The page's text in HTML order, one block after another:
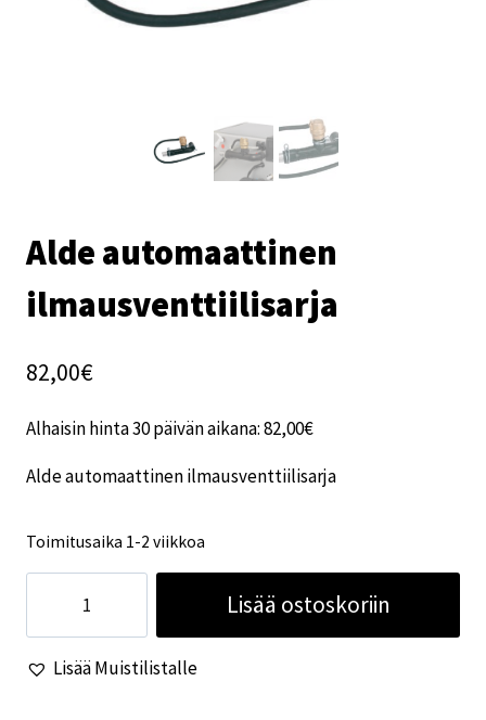
Alde automaattinen
ilmausventtiilisarja
82,00€
Alhaisin hinta 30 päivän aikana:82,00€
Alde automaattinen ilmausventtiilisarja
Toimitusaika 1-2 viikkoa
automaattinen
ilmausventtiilisarja
määrä
Lisää ostoskoriin
Lisää Muistilistalle